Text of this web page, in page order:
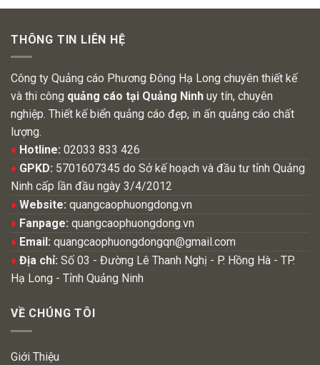
THÔNG TIN LIÊN HỆ
Công ty Quảng cáo Phương Đông Hạ Long chuyên thiết kế
và thi công quảng cáo tại Quảng Ninh uy tín, chuyên
nghiệp. Thiết kế biển quảng cáo đẹp, in ấn quảng cáo chất
lượng.
♦ Hotline: 02033 833 426
♦ GPKD: 5701607345 do Sở kế hoạch và đầu tư tỉnh Quảng
Ninh cấp lần đầu ngày 3/4/2012
♦ Website: quangcaophuongdong.vn
♦ Fanpage: quangcaophuongdong.vn
♦ Email: quangcaophuongdongqn@gmail.com
♦ Địa chỉ: Số 03 - Đường Lê Thanh Nghị - P. Hồng Hà - TP.
Hạ Long - Tỉnh Quảng Ninh
VỀ CHÚNG TÔI
Giới Thiệu